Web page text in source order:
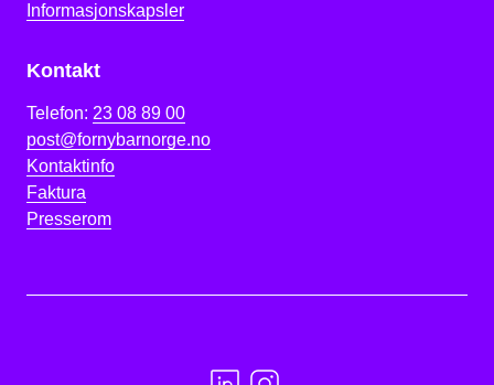
Informasjonskapsler
Kontakt
Telefon: 23 08 89 00
post@fornybarnorge.no
Kontaktinfo
Faktura
Presserom